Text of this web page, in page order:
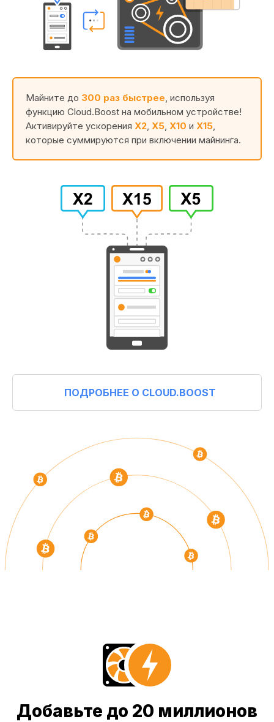
Майните до 300 раз быстрее , используя
функцию Cloud.Boost на мобильном устройстве!
Активируйте ускорения X2 X5 X10 и X15
которые суммируются при включении майнинга.
ПОДРОБНЕЕ О CLOUD.BOOST
Добавьте до 20 миллионов